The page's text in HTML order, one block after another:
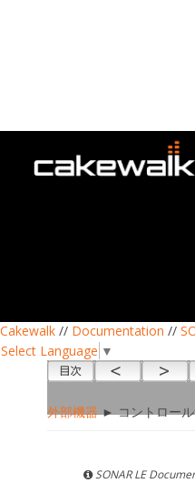
Cakewalk // Documentation //
Select Language ▼
外部機器► コントロール
SONAR LE